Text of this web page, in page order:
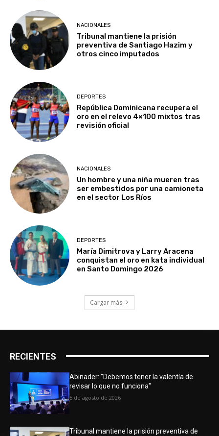
NACIONALES
Tribunal mantiene la prisión
preventiva de Santiago Hazim y
otros cinco imputados
DEPORTES
República Dominicana recupera el
oro en el relevo 4×100 mixtos tras
revisión oficial
NACIONALES
Un hombre y una niña mueren tras
ser embestidos por una camioneta
en el sector Los Ríos
DEPORTES
María Dimitrova y Larry Aracena
conquistan el oro en kata individual
en Santo Domingo 2026
Cargar más
RECIENTES
Abinader: "Debemos tener la valentía de
revisar lo que no funciona"
5 de agosto de 2026
Tribunal mantiene la prisión preventiva de